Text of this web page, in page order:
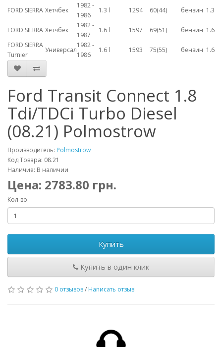
FORD SIERRA Хетчбек
1982 -
1986
1.3 l 1294 60(44) бензин 1.3
FORD SIERRA Хетчбек
1982 -
1987
1.6 l 1597 69(51) бензин 1.6
FORD SIERRA
Turnier
Универсал
1982 -
1986
1.6 l 1593 75(55) бензин 1.6
Ford Transit Connect 1.8
Tdi/TDCi Turbo Diesel
(08.21) Polmostrow
Производитель: Polmostrow
Код Товара: 08.21
Наличие: В наличии
Цена: 2783.80 грн.
Кол-во
Купить
Купить в один клик
0 отзывов/ Написать отзыв